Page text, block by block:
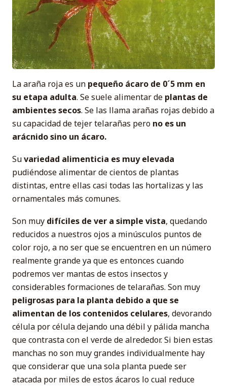
La araña roja es un pequeño ácaro de 0´5 mm en
su etapa adulta. Se suele alimentar de plantas de
ambientes secos. Se las llama arañas rojas debido a
su capacidad de tejer telarañas pero no es un
arácnido sino un ácaro.
Suvariedad alimenticia es muy elevada
pudiéndose alimentar de cientos de plantas
distintas, entre ellas casi todas las hortalizas y las
ornamentales más comunes.
Son muy difíciles de ver a simple vista, quedando
reducidos a nuestros ojos a minúsculos puntos de
color rojo, a no ser que se encuentren en un número
realmente grande ya que es entonces cuando
podremos ver mantas de estos insectos y
considerables formaciones de telarañas. Son muy
peligrosas para la planta debido a que se
alimentan de los contenidos celulares, devorando
célula por célula dejando una débil y pálida mancha
que contrasta con el verde de alrededor. Si bien estas
manchas no son muy grandes individualmente hay
que considerar que una sola planta puede ser
atacada por miles de estos ácaros lo cual reduce